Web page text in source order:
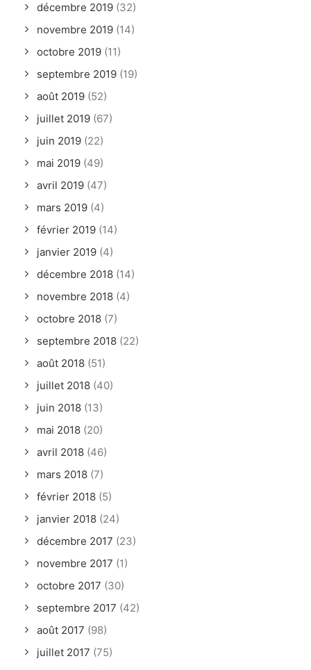
décembre 2019 (32)
novembre 2019 (14)
octobre 2019 (11)
septembre 2019 (19)
août 2019 (52)
juillet 2019 (67)
juin 2019 (22)
mai 2019 (49)
avril 2019 (47)
mars 2019 (4)
février 2019 (14)
janvier 2019 (4)
décembre 2018 (14)
novembre 2018 (4)
octobre 2018 (7)
septembre 2018 (22)
août 2018 (51)
juillet 2018 (40)
juin 2018 (13)
mai 2018 (20)
avril 2018 (46)
mars 2018 (7)
février 2018 (5)
janvier 2018 (24)
décembre 2017 (23)
novembre 2017 (1)
octobre 2017 (30)
septembre 2017 (42)
août 2017 (98)
juillet 2017 (75)